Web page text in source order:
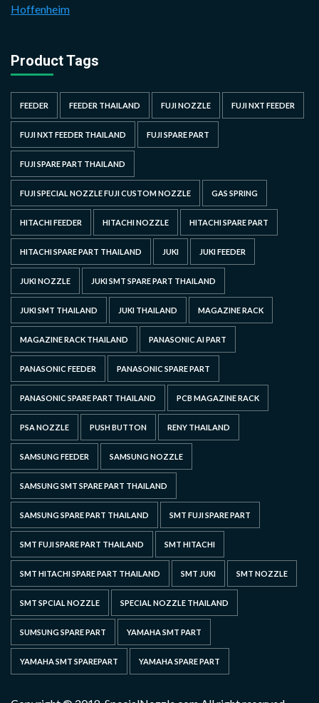
Hoffenheim
Product Tags
FEEDER FEEDER THAILAND FUJI NOZZLE FUJI NXT FEEDER
FUJI NXT FEEDER THAILAND FUJI SPARE PART
FUJI SPARE PART THAILAND
FUJI SPECIAL NOZZLE FUJI CUSTOM NOZZLE GAS SPRING
HITACHI FEEDER HITACHI NOZZLE HITACHI SPARE PART
HITACHI SPARE PART THAILAND JUKI JUKI FEEDER
JUKI NOZZLE JUKI SMT SPARE PART THAILAND
JUKI SMT THAILAND JUKI THAILAND MAGAZINE RACK
MAGAZINE RACK THAILAND PANASONIC AI PART
PANASONIC FEEDER PANASONIC SPARE PART
PANASONIC SPARE PART THAILAND PCB MAGAZINE RACK
PSA NOZZLE PUSH BUTTON RENY THAILAND
SAMSUNG FEEDER SAMSUNG NOZZLE
SAMSUNG SMT SPARE PART THAILAND
SAMSUNG SPARE PART THAILAND SMT FUJI SPARE PART
SMT FUJI SPARE PART THAILAND SMT HITACHI
SMT HITACHI SPARE PART THAILAND SMT JUKI SMT NOZZLE
SMT SPCIAL NOZZLE SPECIAL NOZZLE THAILAND
SUMSUNG SPARE PART YAMAHA SMT PART
YAMAHA SMT SPAREPART YAMAHA SPARE PART